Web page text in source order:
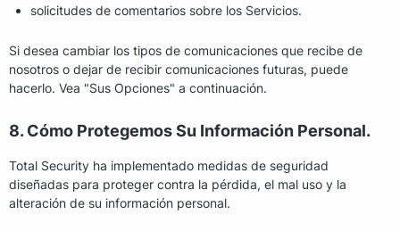
solicitudes de comentarios sobre los Servicios.
Si desea cambiar los tipos de comunicaciones que recibe de
nosotros o dejar de recibir comunicaciones futuras, puede
hacerlo. Vea "Sus Opciones" a continuación.
8. Cómo Protegemos Su Información Personal.
Total Security ha implementado medidas de seguridad
diseñadas para proteger contra la pérdida, el mal uso y la
alteración de su información personal.